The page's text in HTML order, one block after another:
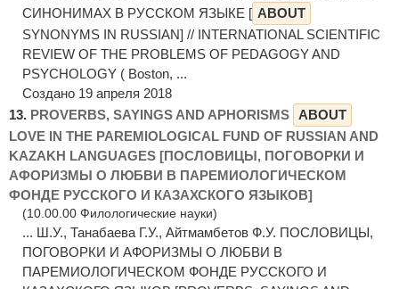
СИНОНИМАХ В РУССКОМ ЯЗЫКЕ [ ABOUT
SYNONYMS IN RUSSIAN] // INTERNATIONAL SCIENTIFIC
REVIEW OF THE PROBLEMS OF PEDAGOGY AND
PSYCHOLOGY ( Boston, ...
Создано 19 апреля 2018
13. PROVERBS, SAYINGS AND APHORISMS ABOUT
LOVE IN THE PAREMIOLOGICAL FUND OF RUSSIAN AND
KAZAKH LANGUAGES [ПОСЛОВИЦЫ, ПОГОВОРКИ И
АФОРИЗМЫ О ЛЮБВИ В ПАРЕМИОЛОГИЧЕСКОМ
ФОНДЕ РУССКОГО И КАЗАХСКОГО ЯЗЫКОВ]
(10.00.00 Филологические науки)
... Ш.У., Танабаева Г.У., Айтмамбетов Ф.У. ПОСЛОВИЦЫ,
ПОГОВОРКИ И АФОРИЗМЫ О ЛЮБВИ В
ПАРЕМИОЛОГИЧЕСКОМ ФОНДЕ РУССКОГО И